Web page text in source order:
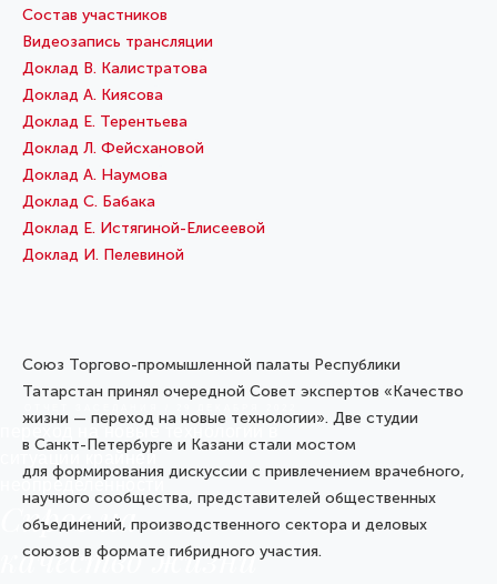
переход на новые технологии в
ситуации крайней
неопределенности
Спрос на
качество жизни
Состав участников
Видеозапись трансляции
Доклад В. Калистратова
Доклад А. Киясова
Доклад Е. Терентьева
Доклад Л. Фейсхановой
Доклад А. Наумова
Доклад С. Бабака
Доклад Е. Истягиной-Елисеевой
Доклад И. Пелевиной
Cоюз Торгово-промышленной палаты Республики
Татарстан принял очередной Совет экспертов «Качество
жизни — переход на новые технологии». Две студии
в Санкт-Петербурге и Казани стали мостом
для формирования дискуссии с привлечением врачебного,
научного сообщества, представителей общественных
объединений, производственного сектора и деловых
союзов в формате гибридного участия.